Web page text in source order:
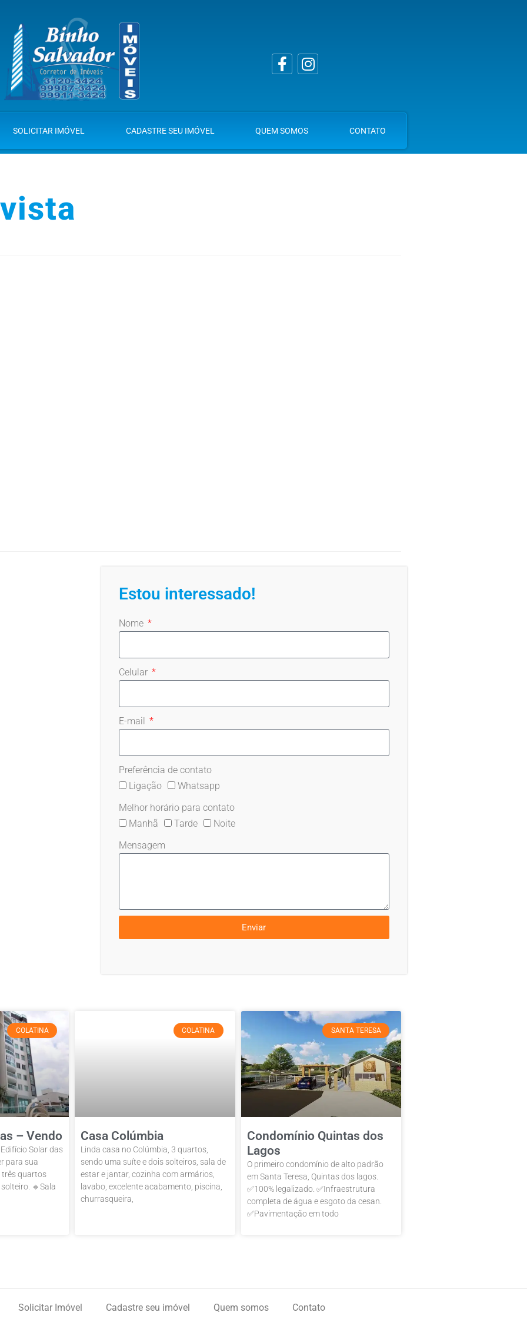
SOLICITAR IMÓVEL CADASTRE SEU IMÓVEL QUEM SOMOS CONTATO
Estou interessado!
Nome
Celular
E-mail
Preferência de contato
Ligação
Whatsapp
Melhor horário para contato
Manhã
Tarde
Noite
Mensagem
Enviar
COLATINA
– Vendo
Solar das
para sua
quartos
🔹Sala
COLATINA
Casa Colúmbia
Linda casa no Colúmbia, 3 quartos,
sendo uma suíte e dois solteiros, sala de
estar e jantar, cozinha com armários,
lavabo, excelente acabamento, piscina,
churrasqueira,
SANTA TERESA
Condomínio Quintas dos
Lagos
O primeiro condomínio de alto padrão
em Santa Teresa, Quintas dos lagos.
✅100% legalizado. ✅Infraestrutura
completa de água e esgoto da cesan.
✅Pavimentação em todo
Solicitar Imóvel Cadastre seu imóvel Quem somos Contato